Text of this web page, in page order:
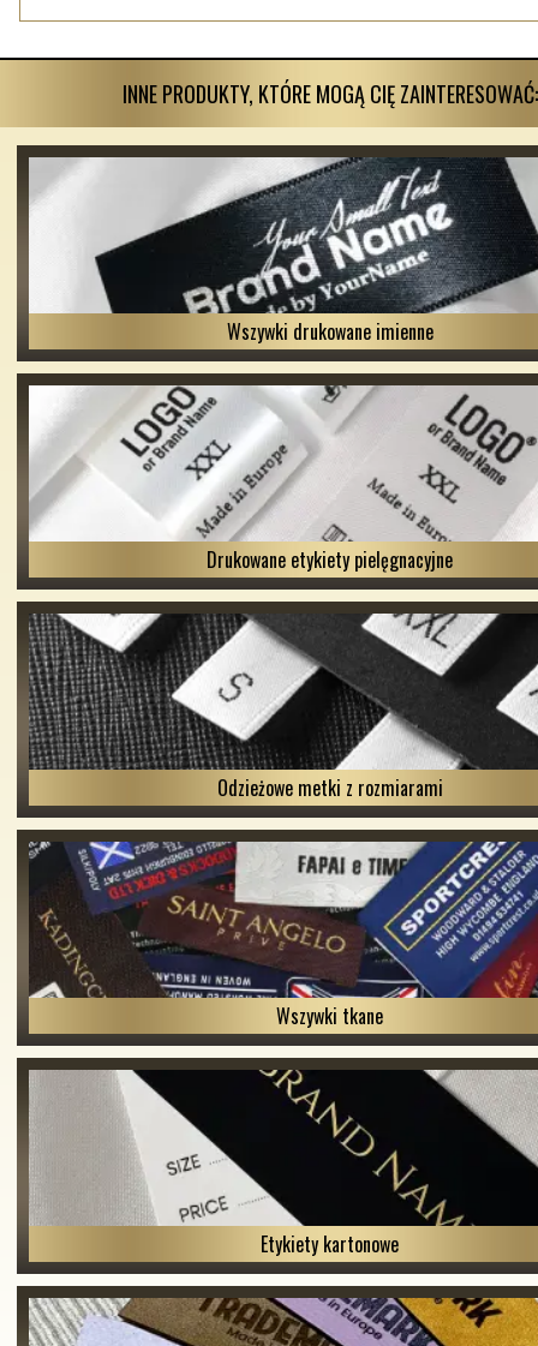
INNE PRODUKTY, KTÓRE MOGĄ CIĘ ZAINTERESOWAĆ:
Wszywki drukowane imienne
Drukowane etykiety pielęgnacyjne
Odzieżowe metki z rozmiarami
Wszywki tkane
Etykiety kartonowe